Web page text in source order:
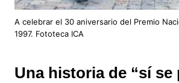
A celebrar el 30 aniversario del Premio
1997. Fototeca ICA
Una historia de “sí se